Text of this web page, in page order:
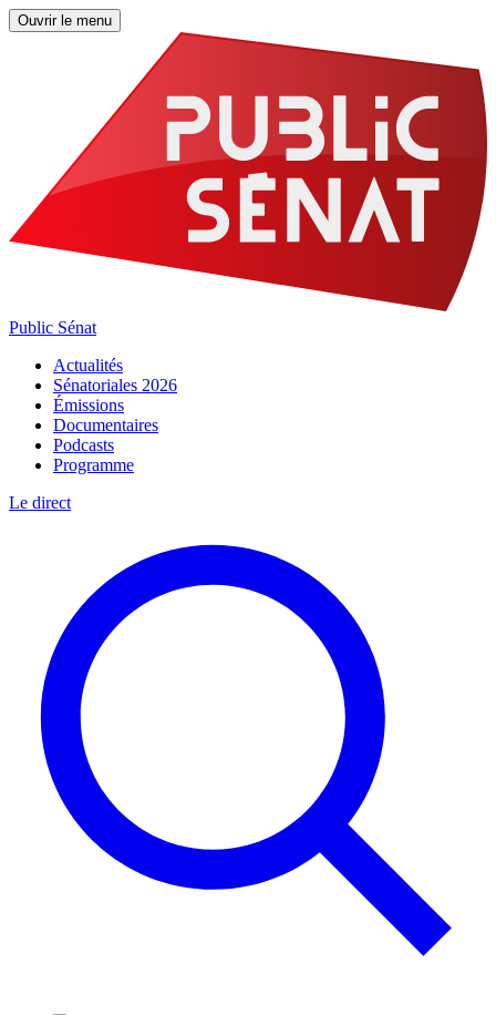
Ouvrir le menu
Public Sénat
Actualités
Sénatoriales 2026
Émissions
Documentaires
Podcasts
Programme
Le direct